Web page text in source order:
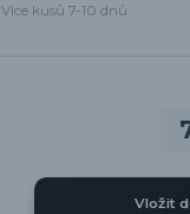
Více kusů 7-10 dnů
Vložit